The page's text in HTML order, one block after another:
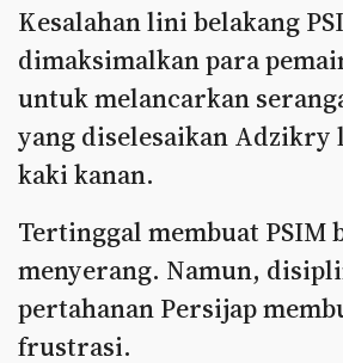
Kesalahan lini belakang
dimaksimalkan para
untuk melancarkan
yang diselesaikan Adzikry
kaki kanan.
Tertinggal membuat PSIM
menyerang. Namun,
pertahanan Persijap
frustrasi.